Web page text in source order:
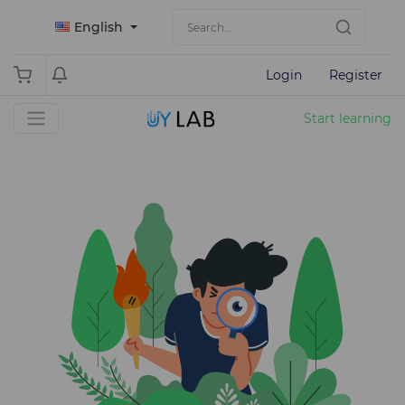
English
Login Register
Start learning